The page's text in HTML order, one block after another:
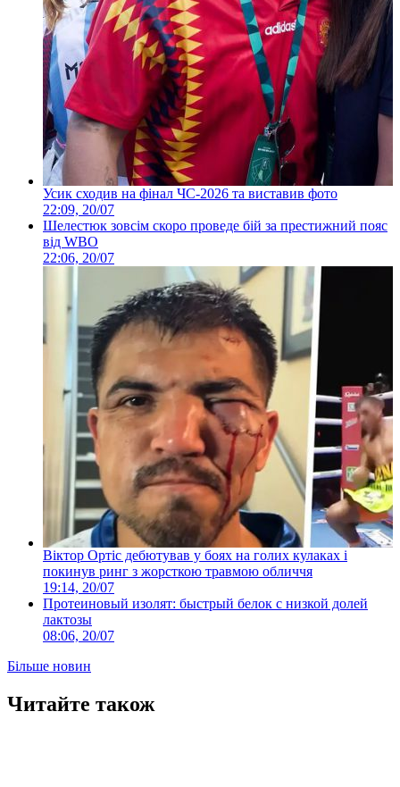
Усик сходив на фінал ЧС-2026 та виставив фото
22:09, 20/07
Шелестюк зовсім скоро проведе бій за престижний пояс
від WBO
22:06, 20/07
Віктор Ортіс дебютував у боях на голих кулаках і
покинув ринг з жорсткою травмою обличчя
19:14, 20/07
Протеиновый изолят: быстрый белок с низкой долей
лактозы
08:06, 20/07
Більше новин
Читайте також